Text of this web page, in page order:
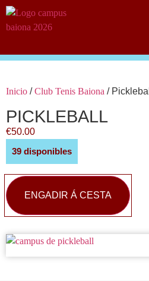
Inicio /Club Tenis Baiona / Pickleball
PICKLEBALL
€50.00
39 disponibles
ENGADIR Á CESTA